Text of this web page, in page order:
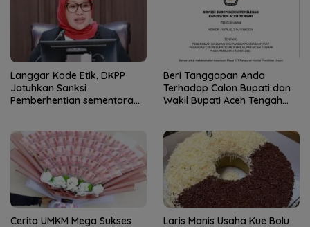
Langgar Kode Etik, DKPP
Jatuhkan Sanksi
Pemberhentian sementara
Beri Tanggapan Anda
Terhadap Calon Bupati dan
Wakil Bupati Aceh Tengah
Cerita UMKM Mega Sukses
Laris Manis Usaha Kue Bolu